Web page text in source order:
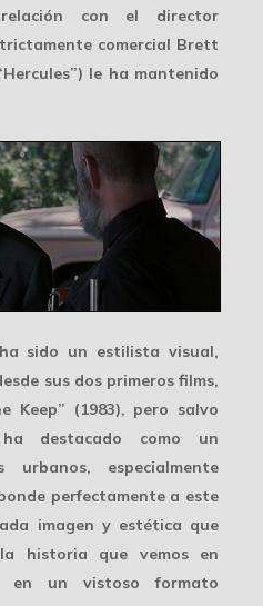
con el director
comercial Brett
le ha mantenido
sido un estilista visual,
sus dos primeros films,
Keep” (1983), pero salvo
ha destacado como un
urbanos, especialmente
perfectamente a este
imagen y estética que
historia que vemos en
en un vistoso formato